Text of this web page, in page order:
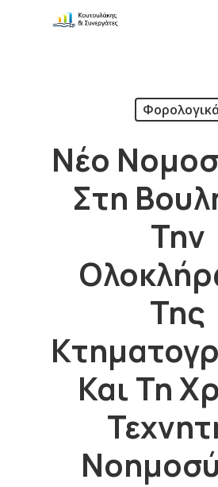
Νέο
Στη
Την
Της
Και Τη